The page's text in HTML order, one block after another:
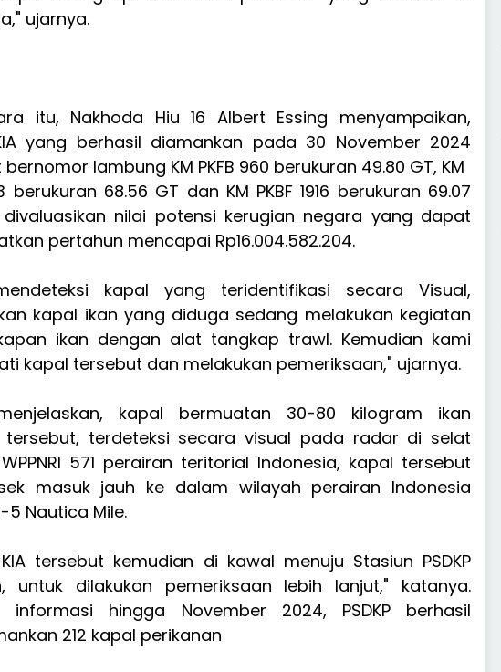
ujarnya.
itu, Nakhoda Hiu 16 Albert Essing menyampaikan,
yang berhasil diamankan pada 30 November 2024
lambung KM PKFB 960 berukuran 49.80 GT, KM
berukuran 68.56 GT dan KM PKBF 1916 berukuran 69.07
divaluasikan nilai potensi kerugian negara yang dapat
pertahun mencapai Rp16.004.582.204.
kapal yang teridentifikasi secara Visual,
kapal ikan yang diduga sedang melakukan kegiatan
ikan dengan alat tangkap trawl. Kemudian kami
kapal tersebut dan melakukan pemeriksaan," ujarnya.
kapal bermuatan 30-80 kilogram ikan
tersebut, terdeteksi secara visual pada radar di selat
571 perairan teritorial Indonesia, kapal tersebut
masuk jauh ke dalam wilayah perairan Indonesia
5 Nautica Mile.
tersebut kemudian di kawal menuju Stasiun PSDKP
untuk dilakukan pemeriksaan lebih lanjut," katanya.
informasi hingga November 2024, PSDKP berhasil
212 kapal perikanan